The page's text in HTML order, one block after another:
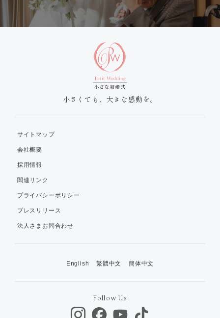
小さくても、大きな感動を。
サイトマップ
会社概要
採用情報
関連リンク
プライバシーポリシー
プレスリリース
法人さまお問合わせ
English 繁體中文 簡体中文
Follow Us